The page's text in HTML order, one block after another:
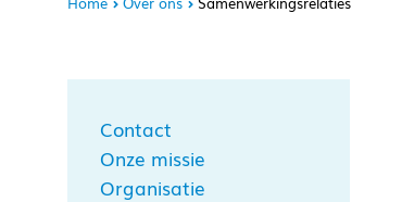
Contact
Onze missie
Organisatie